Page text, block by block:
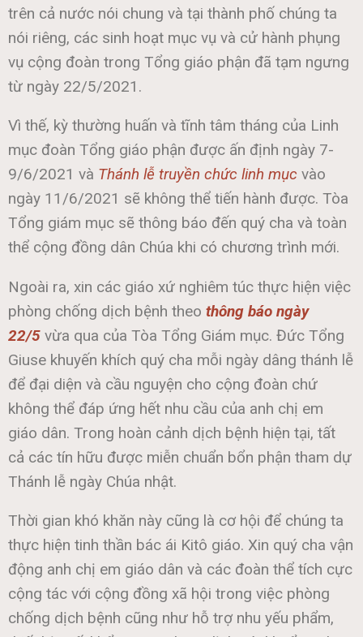
trên cả nước nói chung và tại thành phố chúng ta
nói riêng, các sinh hoạt mục vụ và cử hành phụng
vụ cộng đoàn trong Tổng giáo phận đã tạm ngưng
từ ngày 22/5/2021.
Vì thế, kỳ thường huấn và tĩnh tâm tháng của Linh
mục đoàn Tổng giáo phận được ấn định ngày 7-
9/6/2021 và Thánh lễ truyền chức linh mục vào
ngày 11/6/2021 sẽ không thể tiến hành được. Tòa
Tổng giám mục sẽ thông báo đến quý cha và toàn
thể cộng đồng dân Chúa khi có chương trình mới.
Ngoài ra, xin các giáo xứ nghiêm túc thực hiện việc
phòng chống dịch bệnh theo thông báo ngày
22/5 vừa qua của Tòa Tổng Giám mục. Đức Tổng
Giuse khuyến khích quý cha mỗi ngày dâng thánh lễ
để đại diện và cầu nguyện cho cộng đoàn chứ
không thể đáp ứng hết nhu cầu của anh chị em
giáo dân. Trong hoàn cảnh dịch bệnh hiện tại, tất
cả các tín hữu được miễn chuẩn bổn phận tham dự
Thánh lễ ngày Chúa nhật.
Thời gian khó khăn này cũng là cơ hội để chúng ta
thực hiện tinh thần bác ái Kitô giáo. Xin quý cha vận
động anh chị em giáo dân và các đoàn thể tích cực
cộng tác với cộng đồng xã hội trong việc phòng
chống dịch bệnh cũng như hỗ trợ nhu yếu phẩm,